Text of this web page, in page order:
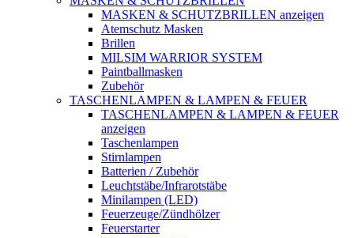
MASKEN & SCHUTZBRILLEN anzeigen
Atemschutz Masken
Brillen
MILSIM WARRIOR SYSTEM
Paintballmasken
Zubehör
TASCHENLAMPEN & LAMPEN & FEUER
TASCHENLAMPEN & LAMPEN & FEUER
anzeigen
Taschenlampen
Stirnlampen
Batterien / Zubehör
Leuchtstäbe/Infrarotstäbe
Minilampen (LED)
Feuerzeuge/Zündhölzer
Feuerstarter